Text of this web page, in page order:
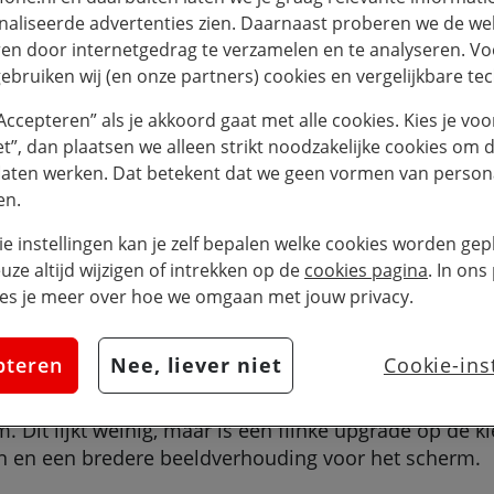
42 of 46 mm kast
S10 chip
64 GB opslaggeheugen
Uitgebracht in 2024
Bestel de Apple Watch
Watch 10 op gebied van uiterlijk is de maat. De
worden of een groter of kleiner model beter bij de
Dit lijkt weinig, maar is een flinke upgrade op de
en een bredere beeldverhouding voor het scherm.
advertenties zien. Daarnaast proberen we de
door internetgedrag te verzamelen en te analyseren.
wij (en onze partners) cookies en vergelijkbare
als je akkoord gaat met alle cookies. Kies je
dan plaatsen we alleen strikt noodzakelijke cookies om
werken. Dat betekent dat we geen vormen van
instellingen kan je zelf bepalen welke cookies worden
altijd wijzigen of intrekken op de cookies pagina. In ons
je meer over hoe we omgaan met jouw privacy.
Nee, liever niet Cookie-